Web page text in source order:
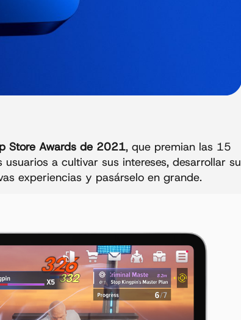
Store Awards de 2021, que premian las 15
a cultivar sus intereses, desarrollar su
experiencias y pasárselo en grande.